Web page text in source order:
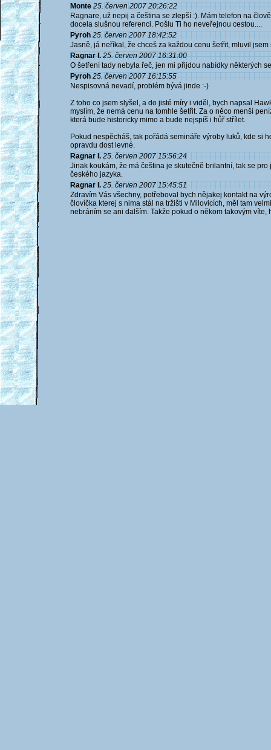
Monte 25. červen 2007 20:26:22
Ragnare, už nepij a čeština se zlepší :). Mám telefon na
docela slušnou referenci. Pošlu Ti ho neveřejnou cestou....
Pyroh 25. červen 2007 18:42:52
Jasně, já neříkal, že chceš za každou cenu šetřit, mluvil jsem
Ragnar I. 25. červen 2007 16:31:00
O šetření tady nebyla řeč, jen mi přijdou nabídky některých
Pyroh 25. červen 2007 16:15:55
Nespisovná nevadí, problém bývá jinde :-)
Z toho co jsem slyšel, a do jisté míry i viděl, bych napsal
myslím, že nemá cenu na tomhle šetřit. Za o něco menší
která bude historicky mimo a bude nejspíš i hůř střílet.
Pokud nespěcháš, tak pořádá semináře výroby luků, kde si
opravdu dost levné.
Ragnar I. 25. červen 2007 15:56:24
Jinak koukám, že má čeština je skutečně brilantní, tak se
českého jazyka.
Ragnar I. 25. červen 2007 15:45:51
Zdravím Vás všechny, potřeboval bych nějakej kontakt na
človíčka kterej s nima stál na tržišti v Milovicích, měl tam
nebráním se ani dalším. Takže pokud o někom takovým